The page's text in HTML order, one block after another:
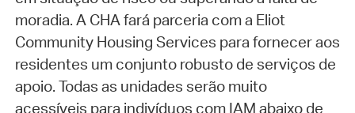
moradia. A CHA fará parceria com a Eliot
Community Housing Services para fornecer aos
residentes um conjunto robusto de serviços de
apoio. Todas as unidades serão muito
acessíveis para indivíduos com IAM abaixo de